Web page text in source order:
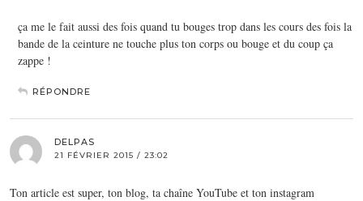
ça me le fait aussi des fois quand tu bouges trop dans les cours des fois la
bande de la ceinture ne touche plus ton corps ou bouge et du coup ça
zappe !
RÉPONDRE
DELPAS
21 FÉVRIER 2015 / 23:02
Ton article est super, ton blog, ta chaîne YouTube et ton instagram